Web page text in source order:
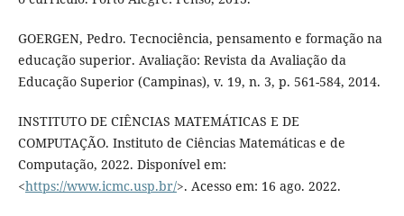
GOERGEN, Pedro. Tecnociência, pensamento e formação na
educação superior. Avaliação: Revista da Avaliação da
Educação Superior (Campinas), v. 19, n. 3, p. 561-584, 2014.
INSTITUTO DE CIÊNCIAS MATEMÁTICAS E DE
COMPUTAÇÃO. Instituto de Ciências Matemáticas e de
Computação, 2022. Disponível em:
<https://www.icmc.usp.br/>. Acesso em: 16 ago. 2022.